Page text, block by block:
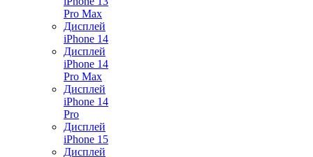
Pro Max
Дисплей
iPhone 14
Дисплей
iPhone 14
Pro Max
Дисплей
iPhone 14
Pro
Дисплей
iPhone 15
Дисплей